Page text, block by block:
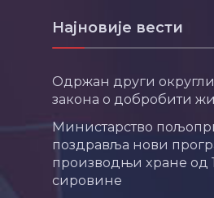
Најновије вести
Одржан други округли
закона о добробити
Министарство
поздравља нови
производњи хране од
сировине